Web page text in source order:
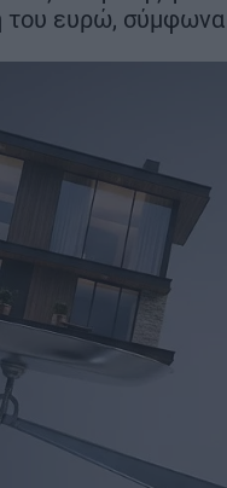
το πρώτο
ευρώ, σύμφωνα